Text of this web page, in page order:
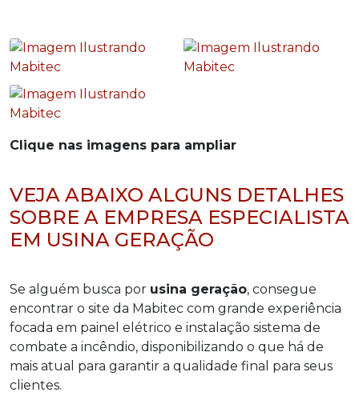
Clique nas imagens para ampliar
VEJA ABAIXO ALGUNS DETALHES
SOBRE A EMPRESA ESPECIALISTA
EM USINA GERAÇÃO
Se alguém busca por usina geração, consegue
encontrar o site da Mabitec com grande experiência
focada em painel elétrico e instalação sistema de
combate a incêndio, disponibilizando o que há de
mais atual para garantir a qualidade final para seus
clientes.